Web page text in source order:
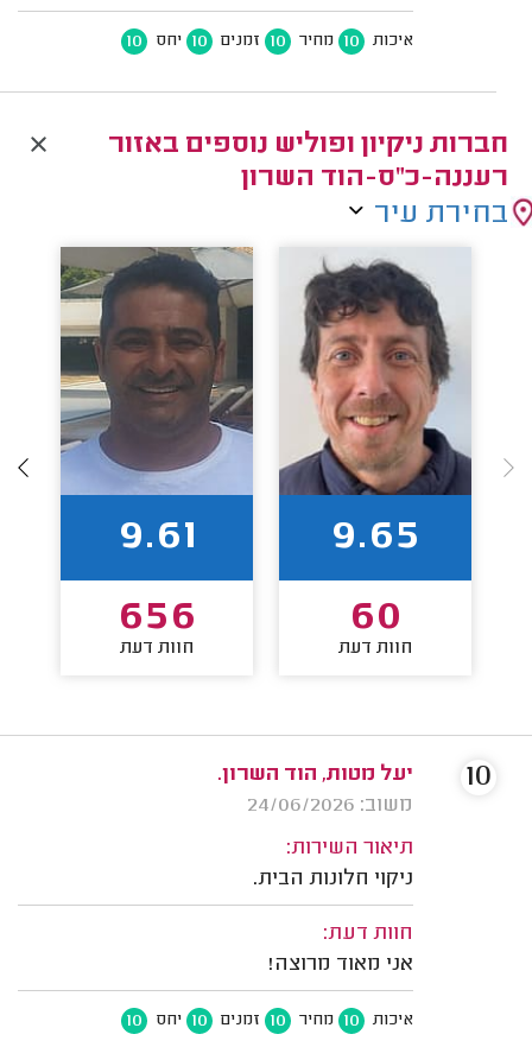
איכות 10 מחיר 10 זמנים 10 יחס 10
חברות ניקיון ופוליש נוספים באזור
רעננה-כ"ס-הוד השרון
בחירת עיר
9.65
60
חוות דעת
9.61
656
חוות דעת
יעל מטות, הוד השרון.
משוב: 24/06/2026
תיאור השירות:
ניקוי חלונות הבית.
חוות דעת:
אני מאוד מרוצה!
איכות 10 מחיר 10 זמנים 10 יחס 10
10